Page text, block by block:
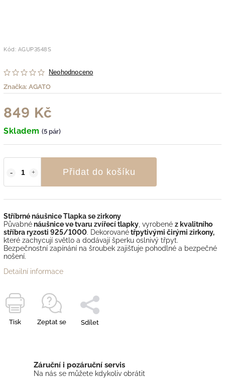
Kód: AGUP3548S
Neohodnoceno
Značka: AGATO
849 Kč
Skladem (5 pár)
Přidat do košíku
Stříbrné náušnice Tlapka se zirkony
Půvabnénáušnice ve tvaru zvířecí tlapky , vyrobené z kvalitního
stříbra ryzosti 925/1000. Dekorovanétřpytivými čirými zirkony,
které zachycují světlo a dodávají šperku oslnivý třpyt.
Bezpečnostní zapínání na šroubek zajišťuje pohodlné a bezpečné
nošení.
Detailní informace
Tisk Zeptat se Sdílet
Záruční i pozáruční servis
Na nás se můžete kdykoliv obrátit